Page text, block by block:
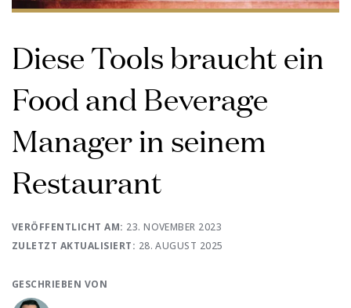
Diese Tools braucht ein
Food and Beverage
Manager in seinem
Restaurant
VERÖFFENTLICHT AM: 23. NOVEMBER 2023
ZULETZT AKTUALISIERT: 28. AUGUST 2025
GESCHRIEBEN VON